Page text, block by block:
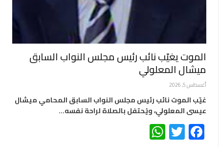
الموت يغيّب نائب رئيس مجلس النواب السابق
ميشال المعلولي
أغسطس 5, 2026
غيّب الموت نائب رئيس مجلس النواب السابق المحامي ميشال
عيسى المعلولي، ويُحتفل بالصلاة لراحة نفسه…
Facebook
Twitter